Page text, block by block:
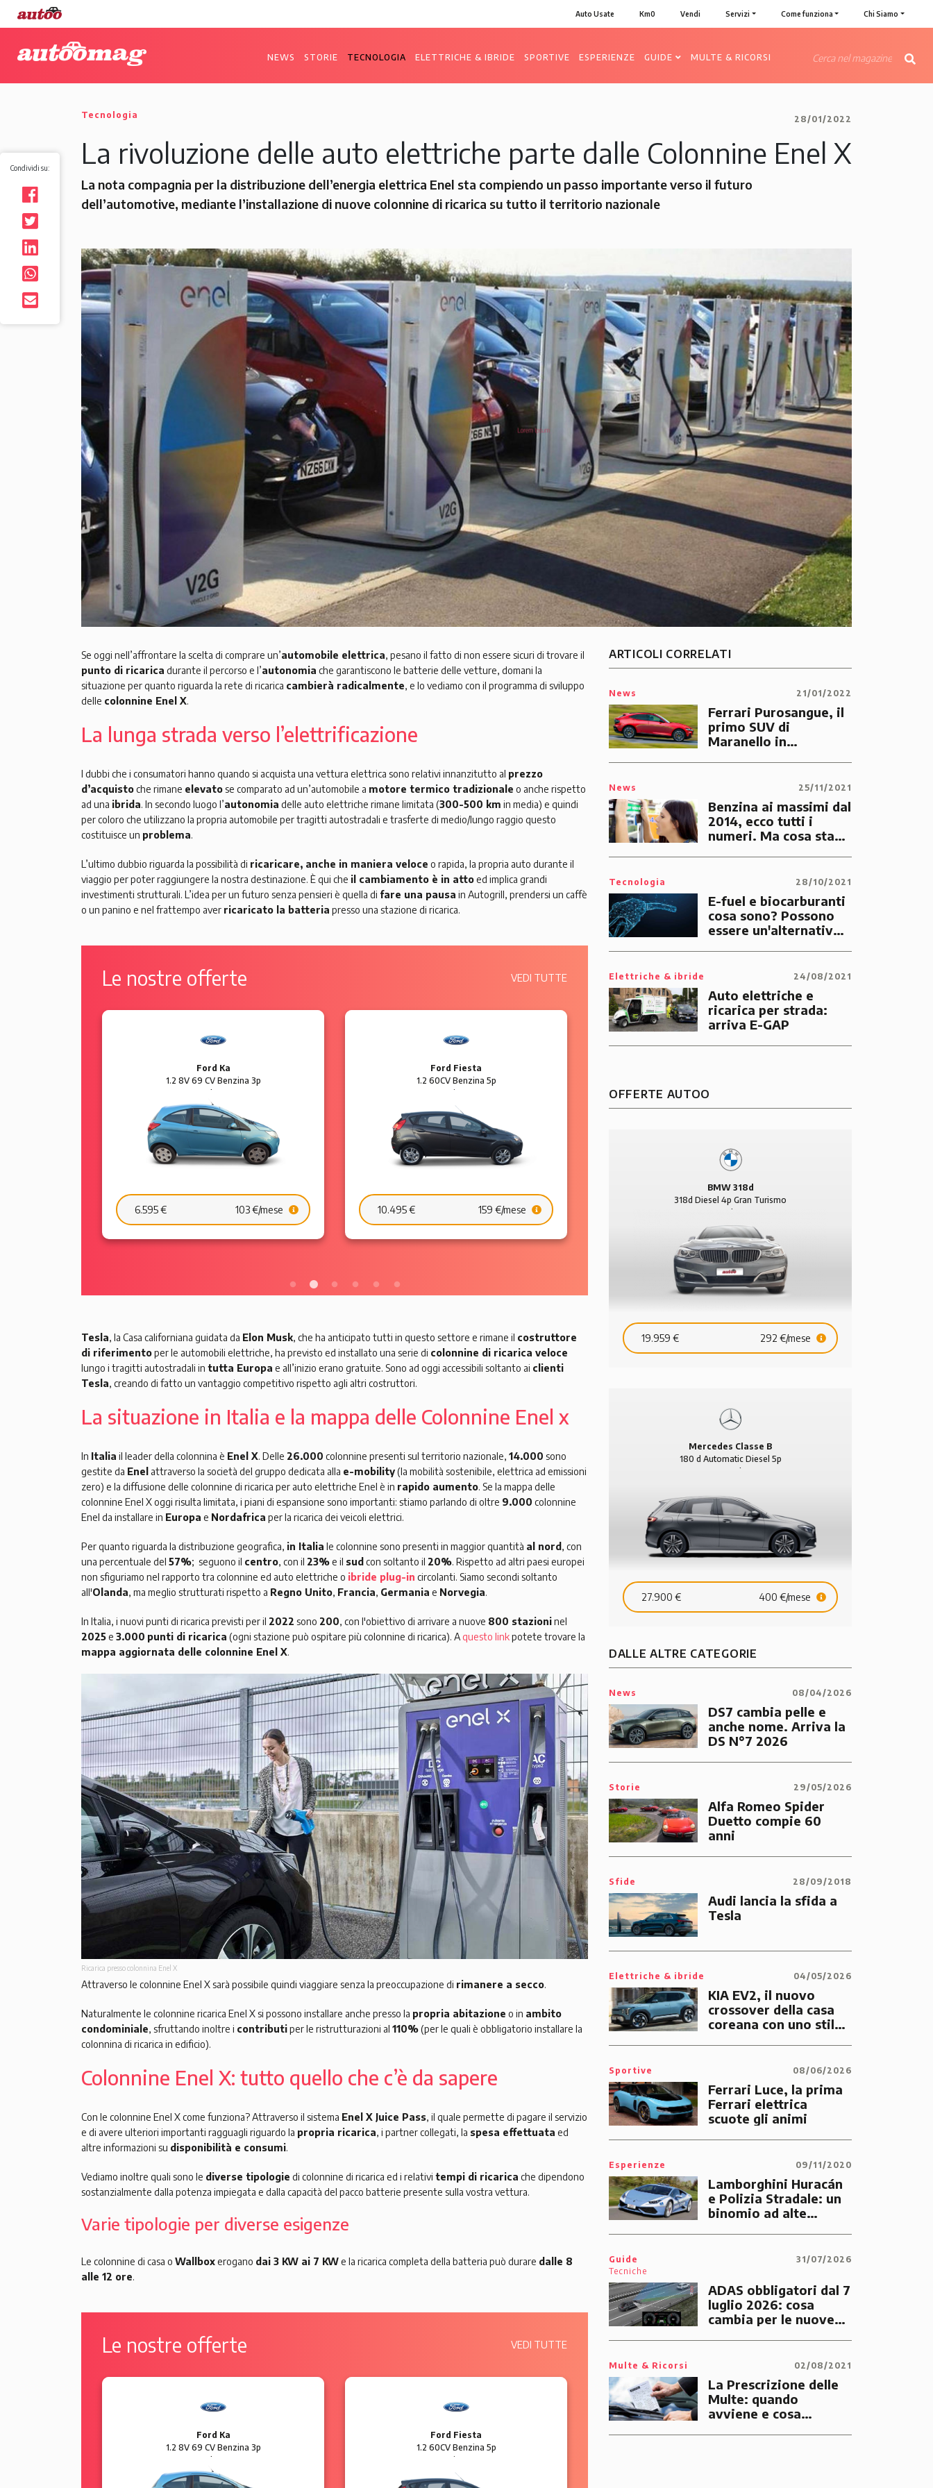
Tecnologia 28/01/2022
La rivoluzione delle auto elettriche parte dalle Colonnine Enel X
La nota compagnia per la distribuzione dell’energia elettrica Enel sta compiendo un passo importante verso il futuro
dell’automotive, mediante l’installazione di nuove colonnine di ricarica su tutto il territorio nazionale
Se oggi nell’affrontare la scelta di comprare un’automobile elettrica, pesano il fatto di non essere sicuri di trovare il
punto di ricarica durante il percorso e l’autonomia che garantiscono le batterie delle vetture, domani la
situazione per quanto riguarda la rete di ricarica cambierà radicalmente, e lo vediamo con il programma di sviluppo
delle colonnine Enel X.
La lunga strada verso l’elettrificazione
I dubbi che i consumatori hanno quando si acquista una vettura elettrica sono relativi innanzitutto al prezzo
d’acquistoche rimane elevatose comparato ad un’automobile a motore termico tradizionale o anche rispetto
ad una ibrida. In secondo luogo l’autonomia delle auto elettriche rimane limitata (300-500 km in media) e quindi
per coloro che utilizzano la propria automobile per tragitti autostradali e trasferte di medio/lungo raggio questo
costituisce un problema.
L’ultimo dubbio riguarda la possibilità di ricaricare, anche in maniera veloce o rapida, la propria auto durante il
viaggio per poter raggiungere la nostra destinazione. È qui che il cambiamento è in attoed implica grandi
investimenti strutturali. L’idea per un futuro senza pensieri è quella di fare una pausa in Autogrill, prendersi un caffè
o un panino e nel frattempo aver ricaricato la batteria presso una stazione di ricarica.
Le nostre offerte VEDI TUTTE
Ford Ka
1.2 8V 69 CV Benzina 3p
Plus
6.595 € 103 €/mese
Ford Fiesta
1.2 60CV Benzina 5p
Business
10.495 € 159 €/mese 181 €/mese
Tesla, la Casa californiana guidata da Elon Musk, che ha anticipato tutti in questo settore e rimane il costruttore
di riferimentoper le automobili elettriche, ha previsto ed installato una serie di colonnine di ricarica veloce
lungo i tragitti autostradali in tutta Europa e all’inizio erano gratuite. Sono ad oggi accessibili soltanto ai clienti
Tesla, creando di fatto un vantaggio competitivo rispetto agli altri costruttori.
La situazione in Italia e la mappa delle Colonnine Enel x
In Italia il leader della colonnina è Enel X. Delle 26.000 colonnine presenti sul territorio nazionale, 14.000 sono
gestite da Enel attraverso la società del gruppo dedicata alla e-mobility(la mobilità sostenibile, elettrica ad emissioni
zero) e la diffusione delle colonnine di ricarica per auto elettriche Enel è in rapido aumento. Se la mappa delle
colonnine Enel X oggi risulta limitata, i piani di espansione sono importanti: stiamo parlando di oltre 9.000 colonnine
Enel da installare in Europa e Nordafrica per la ricarica dei veicoli elettrici.
Per quanto riguarda la distribuzione geografica, in Italia le colonnine sono presenti in maggior quantità al nord, con
una percentuale del 57%; seguono il centro, con il 23%e il sud con soltanto il 20%. Rispetto ad altri paesi europei
non sfiguriamo nel rapporto tra colonnine ed auto elettriche o ibride plug-in circolanti. Siamo secondi soltanto
all'Olanda, ma meglio strutturati rispetto a Regno Unito, Francia, Germania e Norvegia.
In Italia, i nuovi punti di ricarica previsti per il 2022 sono 200, con l'obiettivo di arrivare a nuove 800 stazioninel
2025e 3.000 punti di ricarica (ogni stazione può ospitare più colonnine di ricarica). Aquesto linkpotete trovare la
mappa aggiornata delle colonnine Enel X.
Ricarica presso colonnina Enel X
Attraverso le colonnine Enel X sarà possibile quindi viaggiare senza la preoccupazione di rimanere a secco.
Naturalmente le colonnine ricarica Enel X si possono installare anche presso la propria abitazione o in ambito
condominiale, sfruttando inoltre i contributiper le ristrutturazioni al 110%(per le quali è obbligatorio installare la
colonnina di ricarica in edificio).
Colonnine Enel X: tutto quello che c’è da sapere
Con le colonnine Enel X come funziona? Attraverso il sistema Enel X Juice Pass, il quale permette di pagare il servizio
e di avere ulteriori importanti ragguagli riguardo la propria ricarica, i partner collegati, la spesa effettuata ed
altre informazioni su disponibilità e consumi.
Vediamo inoltre quali sono le diverse tipologie di colonnine di ricarica ed i relativi tempi di ricarica che dipendono
sostanzialmente dalla potenza impiegata e dalla capacità del pacco batterie presente sulla vostra vettura.
Varie tipologie per diverse esigenze
Le colonnine di casa o Wallboxerogano dai 3 KW ai 7 KWe la ricarica completa della batteria può durare dalle 8
alle 12 ore.
Le nostre offerte VEDI TUTTE
Ford Ka
1.2 8V 69 CV Benzina 3p
Plus
Ford Fiesta
1.2 60CV Benzina 5p
Business
BMW Serie 1
ARTICOLI CORRELATI
News 21/01/2022
Ferrari Purosangue, il
primo SUV di
Maranello in
News 25/11/2021
Benzina ai massimi dal
2014, ecco tutti i
numeri. Ma cosa sta
Tecnologia 28/10/2021
E-fuel e biocarburanti
cosa sono? Possono
essere un'alternativa
Elettriche & ibride 24/08/2021
Auto elettriche e
ricarica per strada:
arriva E-GAP
OFFERTE AUTOO
BMW 318d
318d Diesel 4p Gran Turismo
Modern
19.959 € 292 €/mese
Mercedes Classe B
180 d Automatic Diesel 5p
Sport Plus
27.900 € 400 €/mese
DALLE ALTRE CATEGORIE
News 08/04/2026
DS7 cambia pelle e
anche nome. Arriva la
DS N°7 2026
Storie 29/05/2026
Alfa Romeo Spider
Duetto compie 60
anni
Sfide 28/09/2018
Audi lancia la sfida a
Tesla
Elettriche & ibride 04/05/2026
KIA EV2, il nuovo
crossover della casa
coreana con uno stile
Sportive 08/06/2026
Ferrari Luce, la prima
Ferrari elettrica
scuote gli animi
Esperienze 09/11/2020
Lamborghini Huracán
e Polizia Stradale: un
binomio ad alte
Guide
Tecniche
31/07/2026
ADAS obbligatori dal 7
luglio 2026: cosa
cambia per le nuove
Multe & Ricorsi 02/08/2021
La Prescrizione delle
Multe: quando
avviene e cosa
Condividi su:
Auto Usate Km0 Vendi Servizi Come funziona Chi Siamo
NEWS STORIE TECNOLOGIA ELETTRICHE & IBRIDE SPORTIVE ESPERIENZE GUIDE MULTE & RICORSI